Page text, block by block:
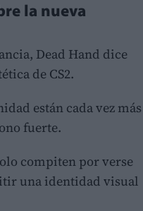
la nueva
Dead Hand dice
de CS2.
están cada vez más
fuerte.
compiten por verse
una identidad visual